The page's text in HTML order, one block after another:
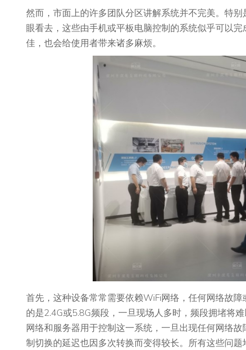
然而，市面上的许多团队分区讲解系统并不完美。特
眼看去，这些由手机或平板电脑控制的系统似乎可以
佳，也会给使用者带来诸多麻烦。
首先，这种设备常常需要依赖WiFi网络，任何网络故
的是2.4G或5.8G频段，一旦现场人多时，频段拥堵将
网络和服务器用于控制这一系统，一旦出现任何网络
制切换的延迟也因多次转换而变得较长。所有这些问